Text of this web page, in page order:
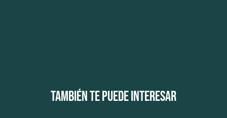
También te puede interesar